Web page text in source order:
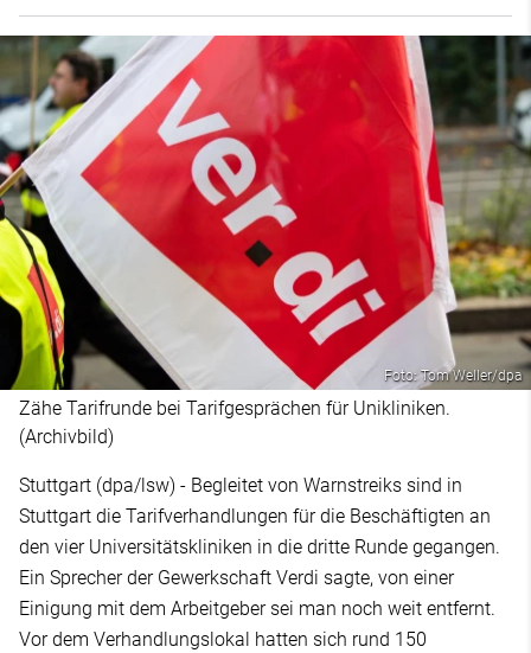
Foto: Tom Weller/dpa
Zähe Tarifrunde bei Tarifgesprächen für Unikliniken.
(Archivbild)
Stuttgart (dpa/lsw) - Begleitet von Warnstreiks sind in
Stuttgart die Tarifverhandlungen für die Beschäftigten an
den vier Universitätskliniken in die dritte Runde gegangen.
Ein Sprecher der Gewerkschaft Verdi sagte, von einer
Einigung mit dem Arbeitgeber sei man noch weit entfernt.
Vor dem Verhandlungslokal hatten sich rund 150